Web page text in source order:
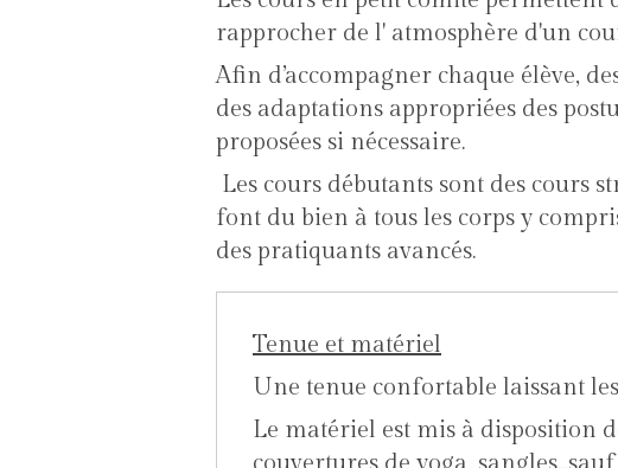
rapprocher de l' atmosphère d'un
Afin d’accompagner chaque élève,
des adaptations appropriées des
proposées si nécessaire.
Les cours débutants sont des cours
font du bien à tous les corps y
des pratiquants avancés.
Tenue et matériel
Une tenue confortable laissant
Le matériel est mis à disposition